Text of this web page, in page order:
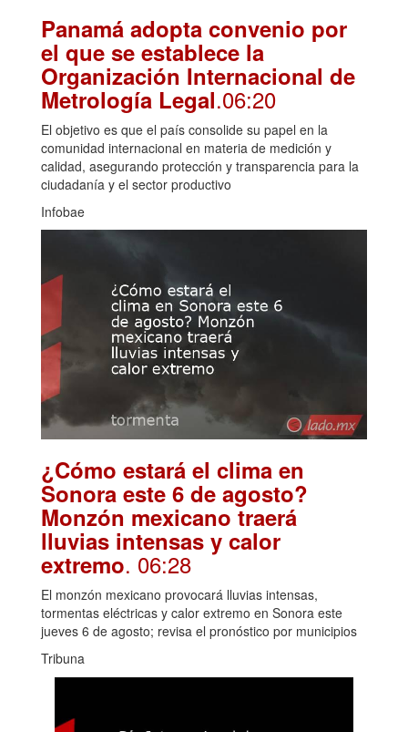
Panamá adopta convenio por
el que se establece la
Organización Internacional de
Metrología Legal.06:20
El objetivo es que el país consolide su papel en la
comunidad internacional en materia de medición y
calidad, asegurando protección y transparencia para la
ciudadanía y el sector productivo
Infobae
¿Cómo estará el clima en
Sonora este 6 de agosto?
Monzón mexicano traerá
lluvias intensas y calor
extremo. 06:28
El monzón mexicano provocará lluvias intensas,
tormentas eléctricas y calor extremo en Sonora este
jueves 6 de agosto; revisa el pronóstico por municipios
Tribuna